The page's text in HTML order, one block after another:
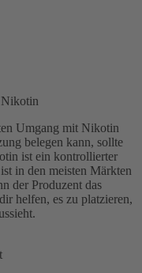
Umgang mit Nikotin
belegen kann, sollte
ist ein kontrollierter
in den meisten Märkten
der Produzent das
helfen, es zu platzieren,